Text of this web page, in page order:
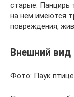
старые. Панцирь
на нем имеются
повреждения,
Внешний вид
Фото: Паук